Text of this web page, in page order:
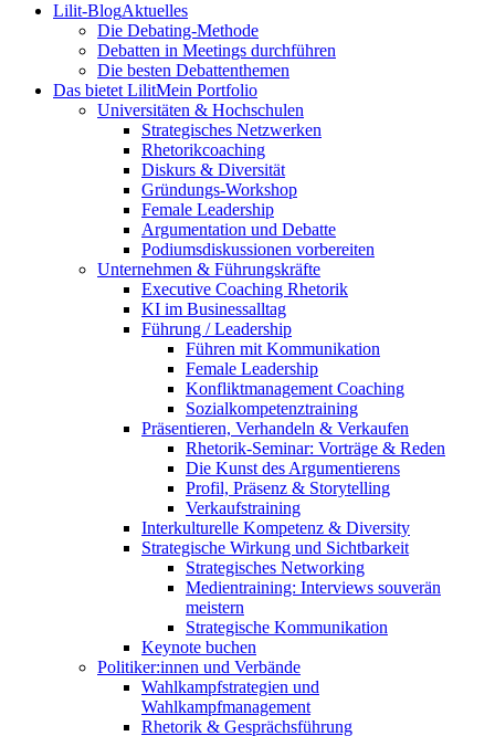
Lilit-BlogAktuelles
Die Debating-Methode
Debatten in Meetings durchführen
Die besten Debattenthemen
Das bietet LilitMein Portfolio
Universitäten & Hochschulen
Strategisches Netzwerken
Rhetorikcoaching
Diskurs & Diversität
Gründungs-Workshop
Female Leadership
Argumentation und Debatte
Podiumsdiskussionen vorbereiten
Unternehmen & Führungskräfte
Executive Coaching Rhetorik
KI im Businessalltag
Führung / Leadership
Führen mit Kommunikation
Female Leadership
Konfliktmanagement Coaching
Sozialkompetenztraining
Präsentieren, Verhandeln & Verkaufen
Rhetorik-Seminar: Vorträge & Reden
Die Kunst des Argumentierens
Profil, Präsenz & Storytelling
Verkaufstraining
Interkulturelle Kompetenz & Diversity
Strategische Wirkung und Sichtbarkeit
Strategisches Networking
Medientraining: Interviews souverän
meistern
Strategische Kommunikation
Keynote buchen
Politiker:innen und Verbände
Wahlkampfstrategien und
Wahlkampfmanagement
Rhetorik & Gesprächsführung